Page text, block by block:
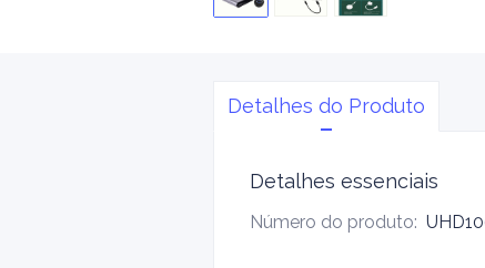
Detalhes do Produto
Detalhes essenciais
Número do produto: